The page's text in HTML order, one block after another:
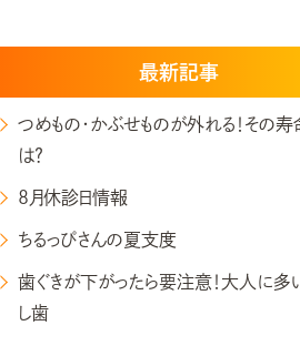
最新記事
つめもの・かぶせものが外れる！その寿
は？
8月休診日情報
ちるっぴさんの夏支度
歯ぐきが下がったら要注意！大人に多
し歯